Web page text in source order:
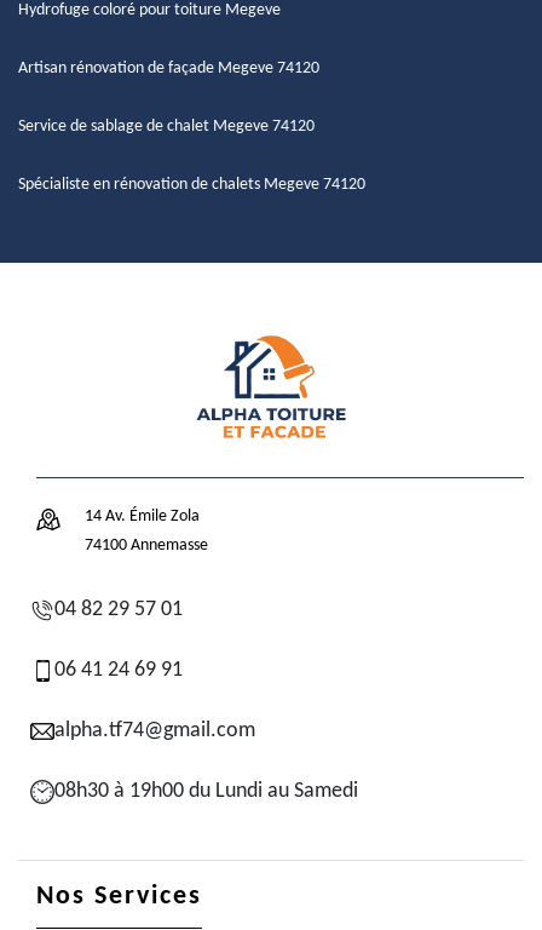
Hydrofuge coloré pour toiture Megeve
Artisan rénovation de façade Megeve 74120
Service de sablage de chalet Megeve 74120
Spécialiste en rénovation de chalets Megeve 74120
14 Av. Émile Zola
74100 Annemasse
04 82 29 57 01
06 41 24 69 91
alpha.tf74@gmail.com
08h30 à 19h00 du Lundi au Samedi
Nos Services